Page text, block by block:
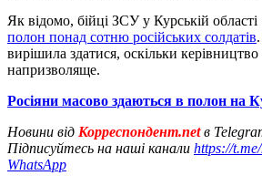
Як відомо, бійці ЗСУ у Курській
полон понад сотню російських солдатів
вирішила здатися, оскільки
напризволяще.
Росіяни масово здаються в полон на
Новини від Корреспондент.netв
Підписуйтесь на наші канали https://
WhatsApp